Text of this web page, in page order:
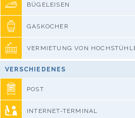
BÜGELEISEN
GASKOCHER
VERMIETUNG VON
VERSCHIEDENES
POST
INTERNET-TERMINAL